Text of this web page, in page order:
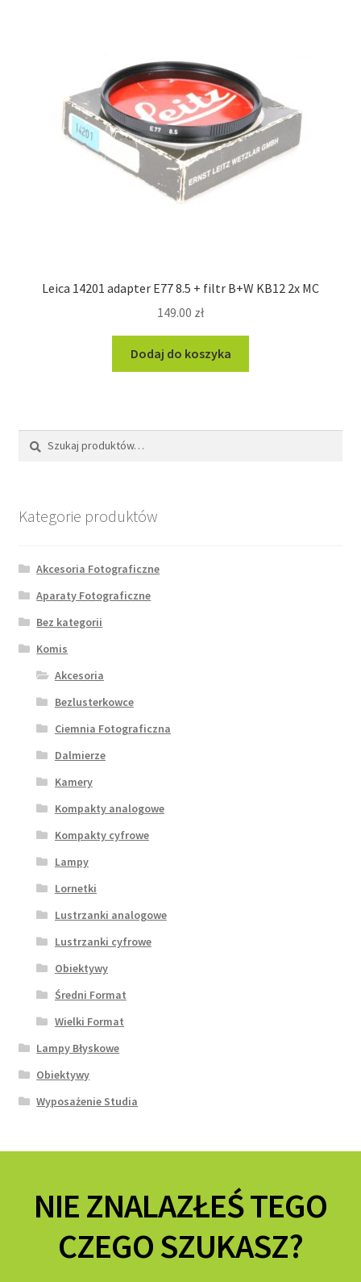
Leica 14201 adapter E77 8.5 + filtr B+W KB12 2x MC
149.00 zł
Dodaj do koszyka
Szukaj:
Szukaj
Kategorie produktów
Akcesoria Fotograficzne
Aparaty Fotograficzne
Bez kategorii
Komis
Akcesoria
Bezlusterkowce
Ciemnia Fotograficzna
Dalmierze
Kamery
Kompakty analogowe
Kompakty cyfrowe
Lampy
Lornetki
Lustrzanki analogowe
Lustrzanki cyfrowe
Obiektywy
Średni Format
Wielki Format
Lampy Błyskowe
Obiektywy
Wyposażenie Studia
NIE ZNALAZŁEŚ TEGO
CZEGO SZUKASZ?